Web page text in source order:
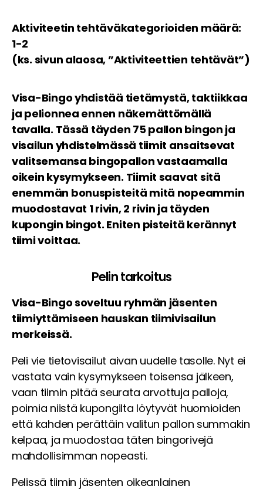
Aktiviteetin tehtäväkategorioiden määrä:
1-2
(ks. sivun alaosa, ”Aktiviteettien tehtävät”)
Visa-Bingo yhdistää tietämystä, taktiikkaa
ja pelionnea ennen näkemättömällä
tavalla. Tässä täyden 75 pallon bingon ja
visailun yhdistelmässä tiimit ansaitsevat
valitsemansa bingopallon vastaamalla
oikein kysymykseen. Tiimit saavat sitä
enemmän bonuspisteitä mitä nopeammin
muodostavat 1 rivin, 2 rivin ja täyden
kupongin bingot. Eniten pisteitä kerännyt
tiimi voittaa.
Pelin tarkoitus
Visa-Bingo soveltuu ryhmän jäsenten
tiimiyttämiseen hauskan tiimivisailun
merkeissä.
Peli vie tietovisailut aivan uudelle tasolle. Nyt ei
vastata vain kysymykseen toisensa jälkeen,
vaan tiimin pitää seurata arvottuja palloja,
poimia niistä kupongilta löytyvät huomioiden
että kahden perättäin valitun pallon summakin
kelpaa, ja muodostaa täten bingorivejä
mahdollisimman nopeasti.
Pelissä tiimin jäsenten oikeanlainen